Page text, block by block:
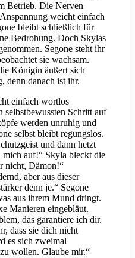
Betrieb. Die Nerven
weicht einfach
bleibt schließlich für
Bedrohung. Doch Skylas
Segone steht ihr
sie wachsam.
Königin äußert sich
denn danach ist ihr.
einfach wortlos
selbstbewussten Schritt auf
werden unruhig und
selbst bleibt regungslos.
und dann hetzt
mich auf!“ Skyla bleckt die
nicht, Dämon!“
aber aus dieser
denn je.“ Segone
aus ihrem Mund dringt.
Manieren eingebläut.
das garantiere ich dir.
dass sie dich nicht
es sich zweimal
wollen. Glaube mir.“